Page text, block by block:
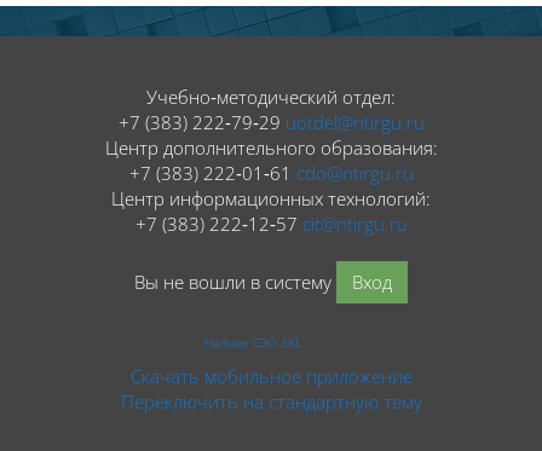
Блоки
Учебно‑методический отдел:
+7 (383) 222‑79‑29 uotdel@ntirgu.ru
Центр дополнительного образования:
+7 (383) 222‑01‑61 cdo@ntirgu.ru
Центр информационных технологий:
+7 (383) 222‑12‑57 cit@ntirgu.ru
Вы не вошли в систему Вход
На базе СЭО 3KL
Скачать мобильное приложение
Переключить на стандартную тему